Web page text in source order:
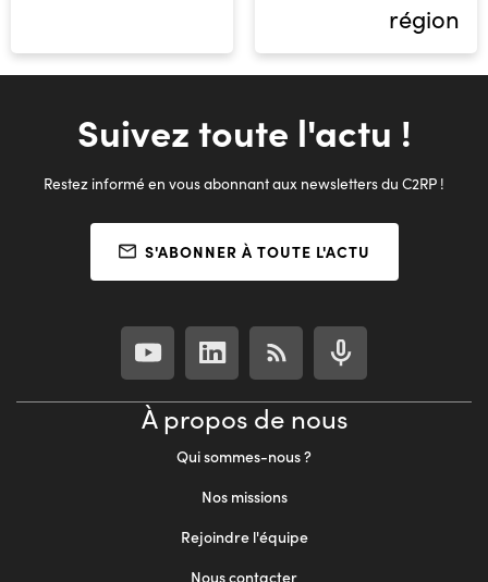
région
Suivez toute l'actu !
Restez informé en vous abonnant aux newsletters du C2RP !
S'ABONNER À TOUTE L'ACTU
À propos de nous
Qui sommes-nous ?
Nos missions
Rejoindre l'équipe
Nous contacter